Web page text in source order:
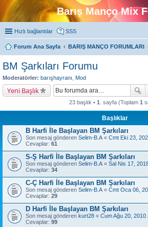
Barış Manço Mix
Hızlı bağlantılar SSS
Forum Ana Sayfa BARIŞ MANÇO FORUMLARI
BM Şarkıları Forumu
Moderatörler: barışhayranı Mod
Yeni Başlık
23 başlık • 1 . sayfa (Toplam 1
Başlıklar
B Harfi İle Başlayan BM Şarkıları
Son mesaj gönderen Selim-B.A « Cmt Eki 23,
Cevaplar: 61
S-Ş Harfi İle Başlayan BM Şarkıları
Son mesaj gönderen Selim-B.A « Sal Nis 17,
Cevaplar: 34
C-Ç Harfi İle Başlayan BM Şarkıları
Son mesaj gönderen Selim-B.A « Cmt Oca 06,
Cevaplar: 29
D Harfi İle Başlayan BM Şarkıları
Son mesaj gönderen kurt28 « Cum Ağu 20, 2010
Cevaplar: 99